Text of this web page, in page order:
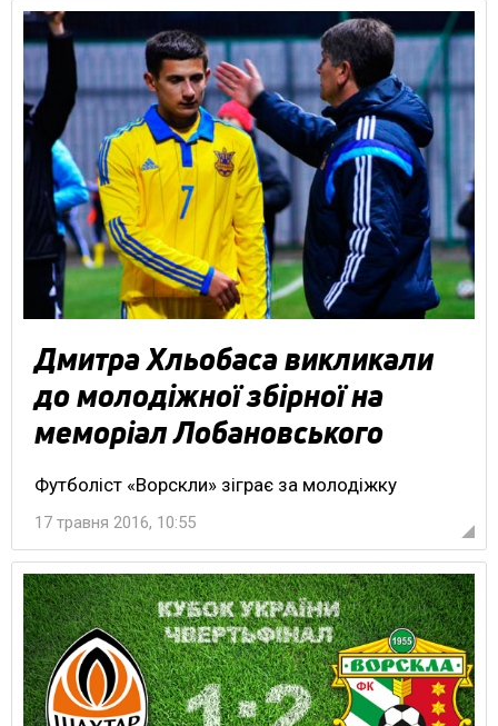
Дмитра Хльобаса викликали
до молодіжної збірної на
меморіал Лобановського
Футболіст «Ворскли» зіграє за молодіжку
17 травня 2016, 10:55